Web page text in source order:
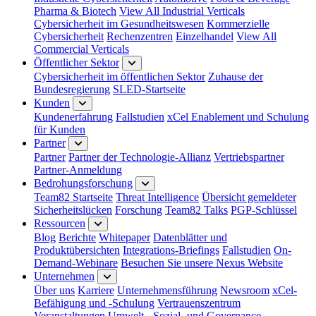
Pharma & Biotech View All Industrial Verticals
Cybersicherheit im Gesundheitswesen Kommerzielle
Cybersicherheit Rechenzentren Einzelhandel View All
Commercial Verticals
Öffentlicher Sektor
Cybersicherheit im öffentlichen Sektor Zuhause der
Bundesregierung SLED-Startseite
Kunden
Kundenerfahrung Fallstudien xCel Enablement und Schulung
für Kunden
Partner
Partner Partner der Technologie-Allianz Vertriebspartner
Partner-Anmeldung
Bedrohungsforschung
Team82 Startseite Threat Intelligence Übersicht gemeldeter
Sicherheitslücken Forschung Team82 Talks PGP-Schlüssel
Ressourcen
Blog Berichte Whitepaper Datenblätter und
Produktübersichten Integrations-Briefings Fallstudien On-
Demand-Webinare Besuchen Sie unsere Nexus Website
Unternehmen
Über uns Karriere Unternehmensführung Newsroom xCel-
Befähigung und -Schulung Vertrauenszentrum